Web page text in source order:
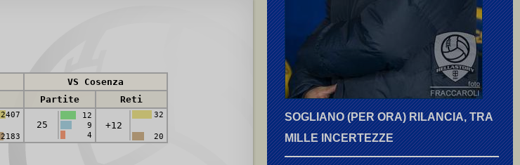
VS Cosenza
Partite Reti
2407
2183
25
12
9
4
+12
32
20
SOGLIANO (PER ORA) RILANCIA, TRA
MILLE INCERTEZZE